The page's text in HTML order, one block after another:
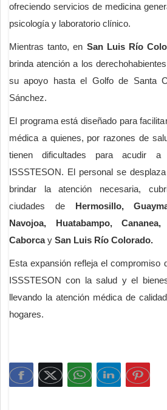
ofreciendo servicios de medicina
psicología y laboratorio clínico.
Mientras tanto, en San Luis Río
brinda atención a los
su apoyo hasta el Golfo de Santa
Sánchez.
El programa está diseñado para
médica a quienes, por razones de
tienen dificultades para acudir a
ISSSTESON. El personal se
brindar la atención necesaria,
ciudades de Hermosillo,
Navojoa, Huatabampo,
Caborcay San Luis Río Colorado.
Esta expansión refleja el compromiso
ISSSTESON con la salud y el
llevando la atención médica de
hogares.